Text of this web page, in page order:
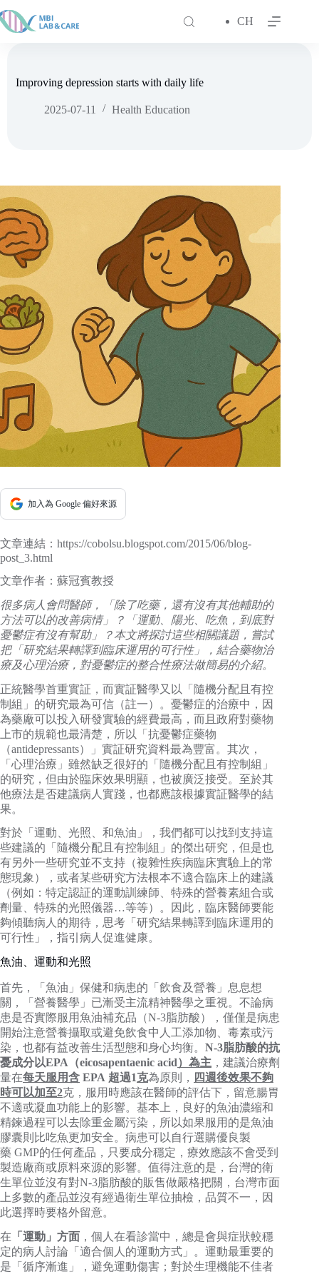
至
CH
Improving depression starts with daily life
2025-07-11 Health Education
加入為 Google 偏好來源
文章連結：https://cobolsu.blogspot.com/2015/06/blog-
post_3.html
文章作者：蘇冠賓教授
很多病人會問醫師，「除了吃藥，還有沒有其他輔助的
方法可以的改善病情」？「運動、陽光、吃魚，到底對
憂鬱症有沒有幫助」？本文將探討這些相關議題，嘗試
把「研究結果轉譯到臨床運用的可行性」，結合藥物治
療及心理治療，對憂鬱症的整合性療法做簡易的介紹。
正統醫學首重實証，而實証醫學又以「隨機分配且有控
制組」的研究最為可信（註一）。憂鬱症的治療中，因
為藥廠可以投入研發實驗的經費最高，而且政府對藥物
上市的規範也最清楚，所以「抗憂鬱症藥物
（antidepressants）」實証研究資料最為豐富。其次，
「心理治療」雖然缺乏很好的「隨機分配且有控制組」
的研究，但由於臨床效果明顯，也被廣泛接受。至於其
他療法是否建議病人實踐，也都應該根據實証醫學的結
果。
對於「運動、光照、和魚油」，我們都可以找到支持這
些建議的「隨機分配且有控制組」的傑出研究，但是也
有另外一些研究並不支持（複雜性疾病臨床實驗上的常
態現象），或者某些研究方法根本不適合臨床上的建議
（例如：特定認証的運動訓練師、特殊的營養素組合或
劑量、特殊的光照儀器…等等）。因此，臨床醫師要能
夠傾聽病人的期待，思考「研究結果轉譯到臨床運用的
可行性」，指引病人促進健康。
魚油、運動和光照
首先，「魚油」保健和病患的「飲食及營養」息息想
關，「營養醫學」已漸受主流精神醫學之重視。不論病
患是否實際服用魚油補充品（N-3脂肪酸），僅僅是病患
開始注意營養攝取或避免飲食中人工添加物、毒素或污
染，也都有益改善生活型態和身心均衡。 N-3脂肪酸的抗
憂成分以EPA（eicosapentaenic acid）為主 ，建議治療劑
量在每天服用含 EPA 超過1克為原則， 四週後效果不夠
時可以加至2克，服用時應該在醫師的評估下，留意腸胃
不適或凝血功能上的影響。基本上，良好的魚油濃縮和
精鍊過程可以去除重金屬污染，所以如果服用的是魚油
膠囊則比吃魚更加安全。病患可以自行選購優良製
藥 GMP的任何產品，只要成分穩定，療效應該不會受到
製造廠商或原料來源的影響。值得注意的是，台灣的衛
生單位並沒有對N-3脂肪酸的販售做嚴格把關，台灣市面
上多數的產品並沒有經過衛生單位抽檢，品質不一，因
此選擇時要格外留意。
在 「運動」方面 ，個人在看診當中，總是會與症狀較穩
定的病人討論「適合個人的運動方式」。運動最重要的
是「循序漸進」，避免運動傷害；對於生理機能不佳者